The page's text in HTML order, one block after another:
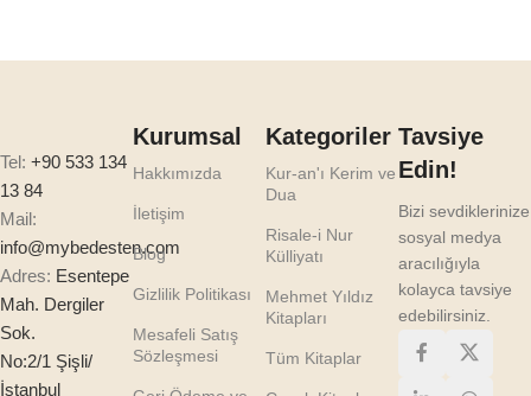
Tel: +90 533 134
13 84
Mail:
info@mybedesten.com
Adres: Esentepe
Mah. Dergiler
Sok.
No:2/1 Şişli/
İstanbul
Kurumsal
Hakkımızda
İletişim
Blog
Gizlilik Politikası
Mesafeli Satış
Sözleşmesi
Kategoriler
Kur-an'ı Kerim ve
Dua
Risale-i Nur
Külliyatı
Mehmet Yıldız
Kitapları
Tüm Kitaplar
Tavsiye
Edin!
Bizi sevdiklerinize
sosyal medya
aracılığıyla
kolayca tavsiye
edebilirsiniz.